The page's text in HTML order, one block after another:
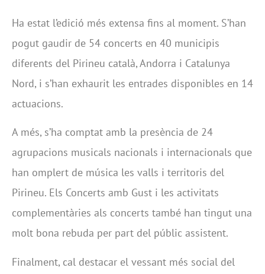
Ha estat l’edició més extensa fins al moment. S’han
pogut gaudir de 54 concerts en 40 municipis
diferents del Pirineu català, Andorra i Catalunya
Nord, i s’han exhaurit les entrades disponibles en 14
actuacions.
A més, s’ha comptat amb la presència de 24
agrupacions musicals nacionals i internacionals que
han omplert de música les valls i territoris del
Pirineu. Els Concerts amb Gust i les activitats
complementàries als concerts també han tingut una
molt bona rebuda per part del públic assistent.
Finalment, cal destacar el vessant més social del